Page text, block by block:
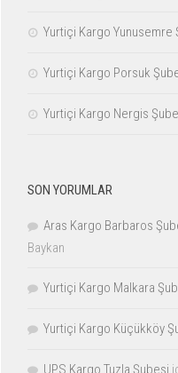
Yurtiçi Kargo Yunusemre
Yurtiçi Kargo Porsuk
Yurtiçi Kargo Nergis
SON YORUMLAR
Aras Kargo Barbaros
Baykan
Yurtiçi Kargo Malkara
Yurtiçi Kargo Küçükköy
UPS Kargo Tuzla Şubesi